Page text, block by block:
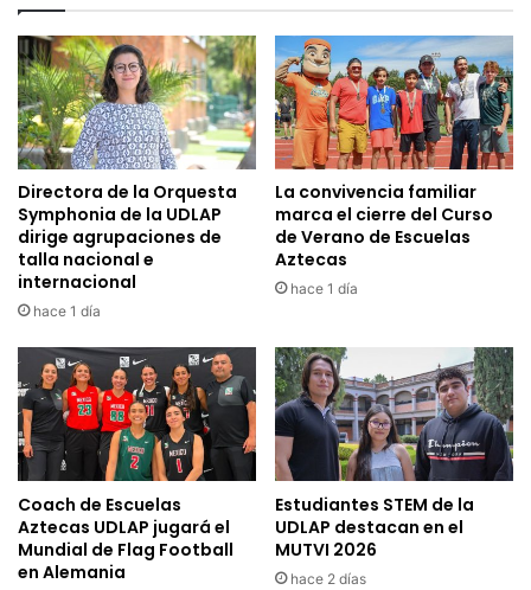
Directora de la Orquesta
Symphonia de la UDLAP
dirige agrupaciones de
talla nacional e
internacional
hace 1 día
La convivencia familiar
marca el cierre del Curso
de Verano de Escuelas
Aztecas
hace 1 día
Coach de Escuelas
Aztecas UDLAP jugará el
Mundial de Flag Football
en Alemania
Estudiantes STEM de la
UDLAP destacan en el
MUTVI 2026
hace 2 días